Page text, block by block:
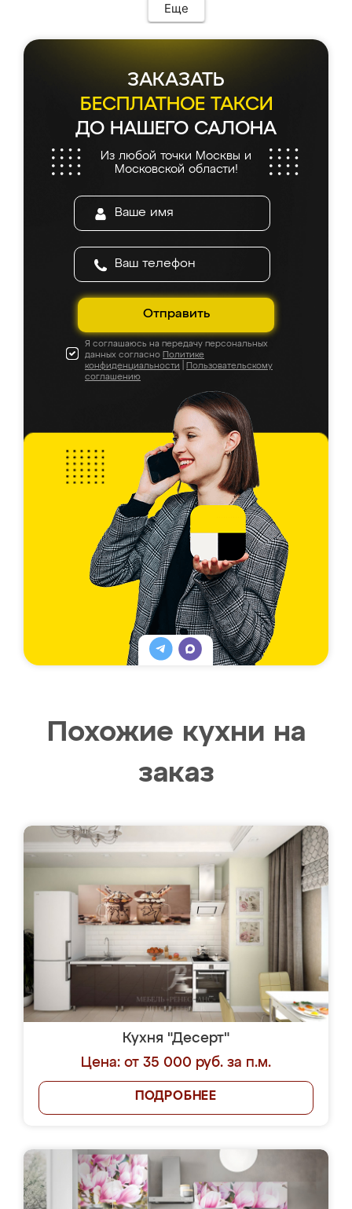
Еще
ЗАКАЗАТЬ
БЕСПЛАТНОЕ ТАКСИ
ДО НАШЕГО САЛОНА
Из любой точки Москвы и
Московской области!
Отправить
Я соглашаюсь на передачу персональных
данных согласно Политике
конфиденциальности
Пользовательскому
соглашению
Похожие кухни на
заказ
Кухня "Десерт"
Цена: от 35 000 руб. за п.м.
ПОДРОБНЕЕ